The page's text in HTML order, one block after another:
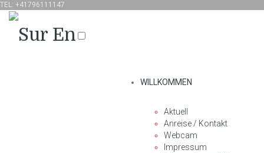
TEL: +41796111147
WILLKOMMEN
Aktuell
Anreise / Kontakt
Webcam
Impressum